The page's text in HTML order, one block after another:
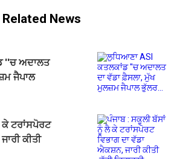
Related News
''ਚ ਅਦਾਲਤ
ਜੈਪਾਲ
ਕੇ ਟਰਾਂਸਪੋਰਟ
ਕੀਤੀ